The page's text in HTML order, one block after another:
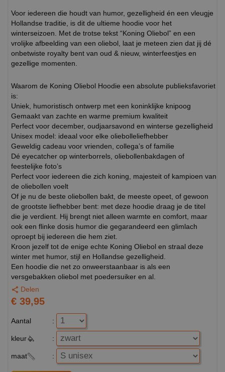
Voor iedereen die houdt van humor, gezelligheid én een vleugje
Hollandse traditie, is dit de ultieme hoodie voor het
winterseizoen. Met de trotse tekst “Koning Oliebol” en een
vrolijke afbeelding van een oliebol, laat je meteen zien dat jij dé
onbetwiste royalty bent van oud & nieuw, winterfeestjes en
gezellige momenten.
Waarom de Koning Oliebol Hoodie een absolute publieksfavoriet
is:
Uniek, humoristisch ontwerp met een koninklijke knipoog
Gemaakt van zachte en warme premium kwaliteit
Perfect voor december, oudjaarsavond en winterse gezelligheid
Unisex model: ideaal voor elke oliebolleliefhebber
Geweldig cadeau voor vrienden, collega’s of familie
Dé eyecatcher op winterborrels, oliebollenbakdagen of
feestelijke foto’s
Perfect voor iedereen die zich koning, majesteit of kampioen van
de oliebollen voelt
Of je nu de beste oliebollen bakt, de meeste opeet, of gewoon
de grootste liefhebber bent: met deze hoodie draag je de titel
die je verdient. Hij brengt niet alleen warmte en comfort, maar
ook een flinke dosis humor die gegarandeerd een glimlach
oproept bij iedereen die hem ziet.
Kroon jezelf tot de enige echte Koning Oliebol en straal deze
winter met humor, stijl en Hollandse gezelligheid.
Een hoodie die net zo onweerstaanbaar is als een
versgebakken oliebol met poedersuiker en al.
Delen
€ 39,95
Aantal :
kleur :
maat :